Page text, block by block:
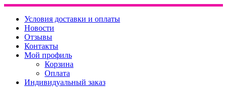
Условия доставки и оплаты
Новости
Отзывы
Контакты
Мой профиль
Корзина
Оплата
Индивидуальный заказ